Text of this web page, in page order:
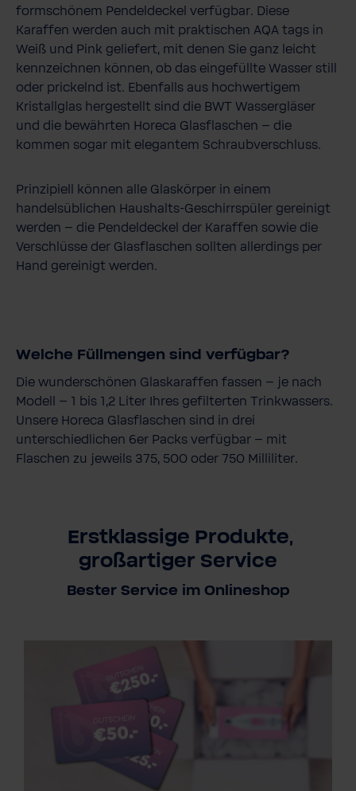
formschönem Pendeldeckel verfügbar. Diese
Karaffen werden auch mit praktischen AQA tags in
Weiß und Pink geliefert, mit denen Sie ganz leicht
kennzeichnen können, ob das eingefüllte Wasser still
oder prickelnd ist. Ebenfalls aus hochwertigem
Kristallglas hergestellt sind die BWT Wassergläser
und die bewährten Horeca Glasflaschen – die
kommen sogar mit elegantem Schraubverschluss.
Prinzipiell können alle Glaskörper in einem
handelsüblichen Haushalts-Geschirrspüler gereinigt
werden – die Pendeldeckel der Karaffen sowie die
Verschlüsse der Glasflaschen sollten allerdings per
Hand gereinigt werden.
Welche Füllmengen sind verfügbar?
Die wunderschönen Glaskaraffen fassen – je nach
Modell – 1 bis 1,2 Liter Ihres gefilterten Trinkwassers.
Unsere Horeca Glasflaschen sind in drei
unterschiedlichen 6er Packs verfügbar – mit
Flaschen zu jeweils 375, 500 oder 750 Milliliter.
Erstklassige Produkte,
großartiger Service
Bester Service im Onlineshop